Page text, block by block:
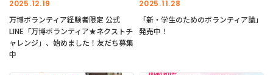
2025.12.19
万博ボランティア経験者限定 公式
LINE「万博ボランティア★ネクストチ
ャレンジ」、始めました！友だち募集
中
2025.11.28
「新・学生のためのボランティア論」
発売中！